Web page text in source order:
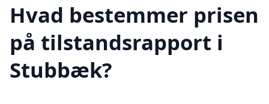
Hvad bestemmer prisen
på tilstandsrapport i
Stubbæk?